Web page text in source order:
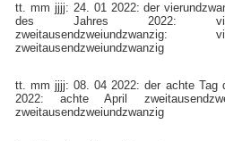
tt. mm jjjj: 24. 01 2022: der
des Jahres 2022:
zweitausendzweiundzwanzig:
zweitausendzweiundzwanzig
tt. mm jjjj: 08. 04 2022: der achte Tag
2022: achte April
zweitausendzweiundzwanzig